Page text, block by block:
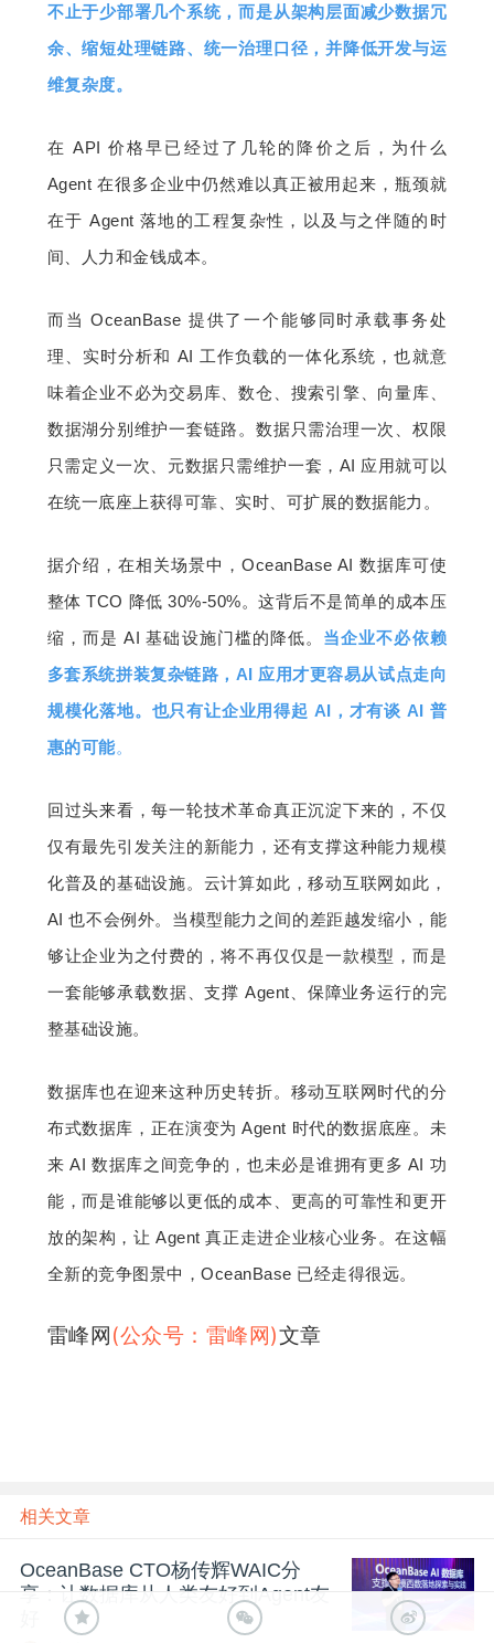
不止于少部署几个系统，而是从架构层面减少数据冗
余、缩短处理链路、统一治理口径，并降低开发与运
维复杂度。
在 API 价格早已经过了几轮的降价之后，为什么
Agent 在很多企业中仍然难以真正被用起来，瓶颈就
在于 Agent 落地的工程复杂性，以及与之伴随的时
间、人力和金钱成本。
而当 OceanBase 提供了一个能够同时承载事务处
理、实时分析和 AI 工作负载的一体化系统，也就意
味着企业不必为交易库、数仓、搜索引擎、向量库、
数据湖分别维护一套链路。数据只需治理一次、权限
只需定义一次、元数据只需维护一套，AI 应用就可以
在统一底座上获得可靠、实时、可扩展的数据能力。
据介绍，在相关场景中，OceanBase AI 数据库可使
整体 TCO 降低 30%-50%。这背后不是简单的成本压
缩，而是 AI 基础设施门槛的降低。 当企业不必依赖
多套系统拼装复杂链路，AI 应用才更容易从试点走向
规模化落地。也只有让企业用得起 AI，才有谈 AI 普
惠的可能。
回过头来看，每一轮技术革命真正沉淀下来的，不仅
仅有最先引发关注的新能力，还有支撑这种能力规模
化普及的基础设施。云计算如此，移动互联网如此，
AI 也不会例外。当模型能力之间的差距越发缩小，能
够让企业为之付费的，将不再仅仅是一款模型，而是
一套能够承载数据、支撑 Agent、保障业务运行的完
整基础设施。
数据库也在迎来这种历史转折。移动互联网时代的分
布式数据库，正在演变为 Agent 时代的数据底座。未
来 AI 数据库之间竞争的，也未必是谁拥有更多 AI 功
能，而是谁能够以更低的成本、更高的可靠性和更开
放的架构，让 Agent 真正走进企业核心业务。在这幅
全新的竞争图景中，OceanBase 已经走得很远。
雷峰网(公众号：雷峰网)文章
相关文章
OceanBase CTO杨传辉WAIC分
享：让数据库从人类友好到Agent友